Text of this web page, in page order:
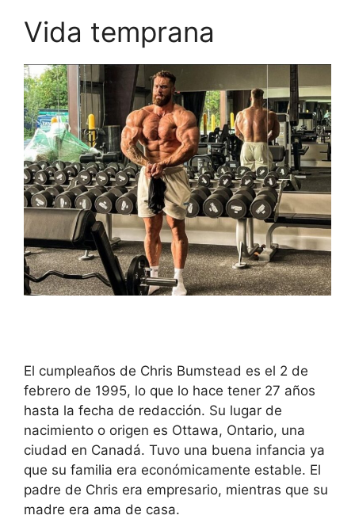
Vida temprana
El cumpleaños de Chris Bumstead es el 2 de
febrero de 1995, lo que lo hace tener 27 años
hasta la fecha de redacción. Su lugar de
nacimiento o origen es Ottawa, Ontario, una
ciudad en Canadá. Tuvo una buena infancia ya
que su familia era económicamente estable. El
padre de Chris era empresario, mientras que su
madre era ama de casa.